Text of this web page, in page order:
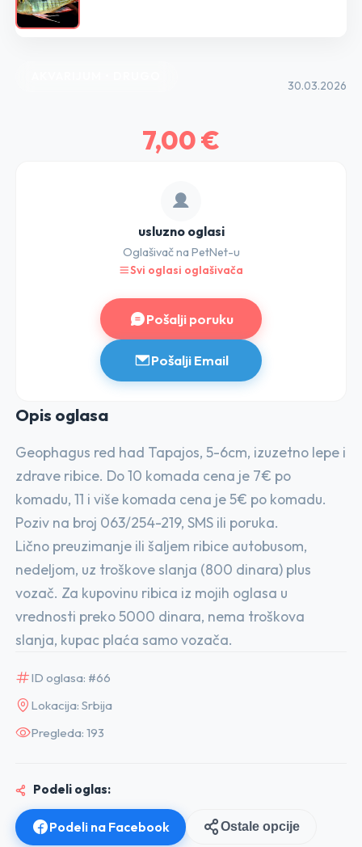
30.03.2026
7,00 €
usluzno oglasi
Oglašivač na PetNet-u
Svi oglasi oglašivača
Pošalji poruku
Pošalji Email
Opis oglasa
Geophagus red had Tapajos, 5-6cm, izuzetno lepe i
zdrave ribice. Do 10 komada cena je 7€ po
komadu, 11 i više komada cena je 5€ po komadu.
Poziv na broj 063/254-219, SMS ili poruka.
Lično preuzimanje ili šaljem ribice autobusom,
nedeljom, uz troškove slanja (800 dinara) plus
vozač. Za kupovinu ribica iz mojih oglasa u
vrednosti preko 5000 dinara, nema troškova
slanja, kupac plaća samo vozača.
ID oglasa: #66
Lokacija: Srbija
Pregleda: 193
Podeli oglas:
Podeli na Facebook Ostale opcije